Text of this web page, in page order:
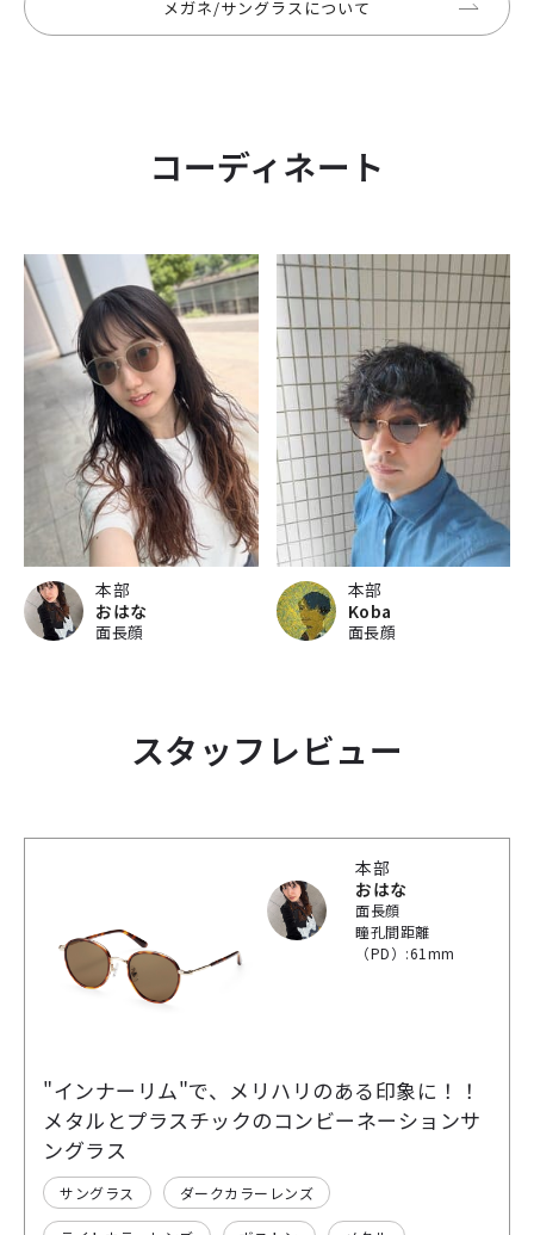
メガネ/サングラスについて
コーディネート
本部
おはな
面長顔
本部
Koba
面長顔
スタッフレビュー
本部
おはな
面長顔
瞳孔間距離
（PD）:61mm
"インナーリム"で、メリハリのある印象に！！
メタルとプラスチックのコンビーネーションサ
ングラス
サングラス ダークカラーレンズ